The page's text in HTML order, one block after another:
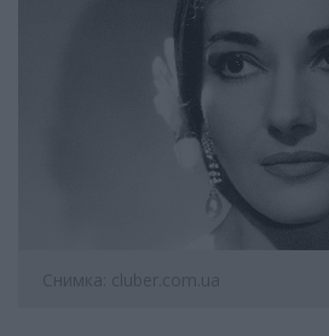
Снимка: cluber.com.ua